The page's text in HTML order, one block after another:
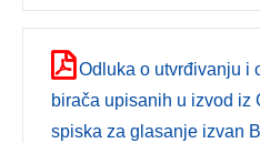
Odluka o utvrđivanju i
birača upisanih u izvod iz
spiska za glasanje izvan